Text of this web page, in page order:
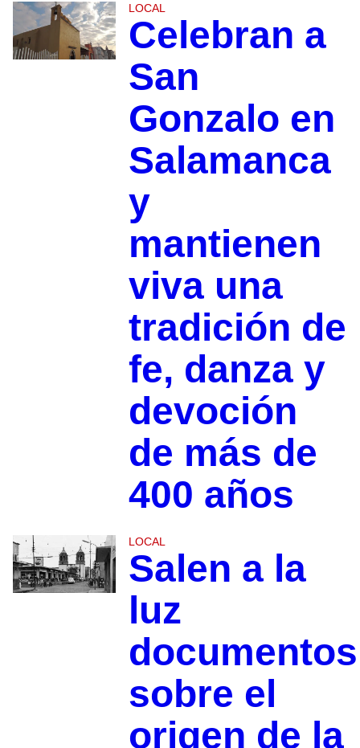
LOCAL
Celebran a
San
Gonzalo en
Salamanca
y
mantienen
viva una
tradición de
fe, danza y
devoción
de más de
400 años
LOCAL
Salen a la
luz
documentos
sobre el
origen de la